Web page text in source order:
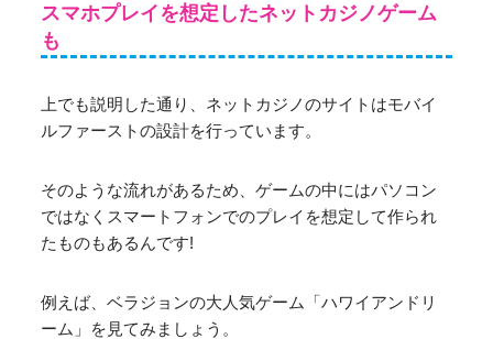
スマホプレイを想定したネットカジノゲーム
も
上でも説明した通り、ネットカジノのサイトはモバイ
ルファーストの設計を行っています。
そのような流れがあるため、ゲームの中にはパソコン
ではなくスマートフォンでのプレイを想定して作られ
たものもあるんです!
例えば、ベラジョンの大人気ゲーム「ハワイアンドリ
ーム」を見てみましょう。